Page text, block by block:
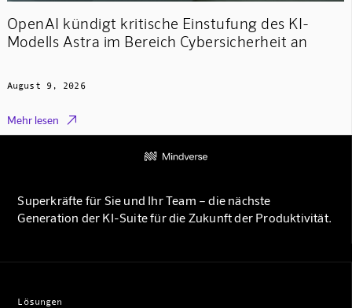
OpenAI kündigt kritische Einstufung des KI-
Modells Astra im Bereich Cybersicherheit an
August 9, 2026
Mehr lesen 
Superkräfte für Sie und Ihr Team – die nächste
Generation der KI-Suite für die Zukunft der Produktivität.
Lösungen